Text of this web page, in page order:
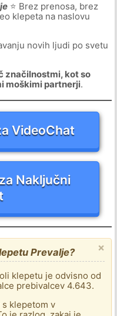
⭐ Brez prenosa, brez
klepeta na naslovu
novih ljudi po svetu
značilnostmi, kot so
moškimi partnerji.
VideoChat
Naključni
×
Prevalje?
klepetu je odvisno od
prebivalcev 4.643.
s klepetom v